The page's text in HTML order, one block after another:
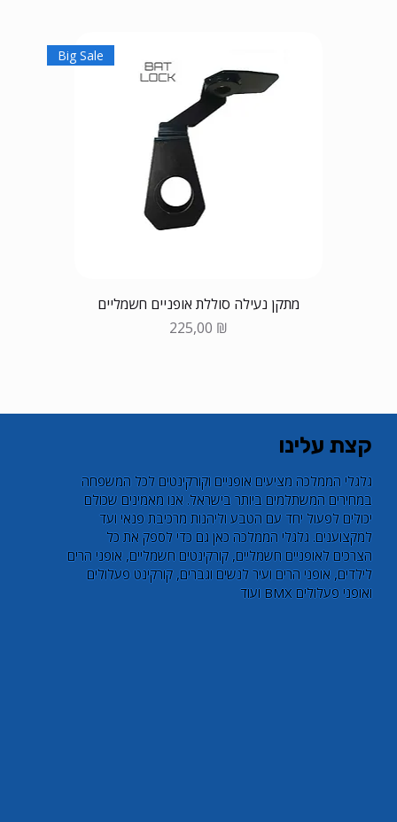
Big Sale
מתקן נעילה סוללת אופניים חשמליים
Цена
225,00 ₪
קצת עלינו
​גלגלי הממלכה מציעים אופניים וקורקינטים לכל המשפחה
במחירים המשתלמים ביותר בישראל. אנו מאמינים שכולם
יכולים לפעול יחד עם הטבע וליהנות מרכיבת פנאי ועד
למקצוענים. גלגלי הממלכה כאן גם כדי לספק את כל
הצרכים לאופניים חשמליים, קורקינטים חשמליים, אופני הרים
לילדים, אופני הרים ועיר לנשים וגברים, קורקינט פעלולים
ואופני פעלולים BMX ועוד